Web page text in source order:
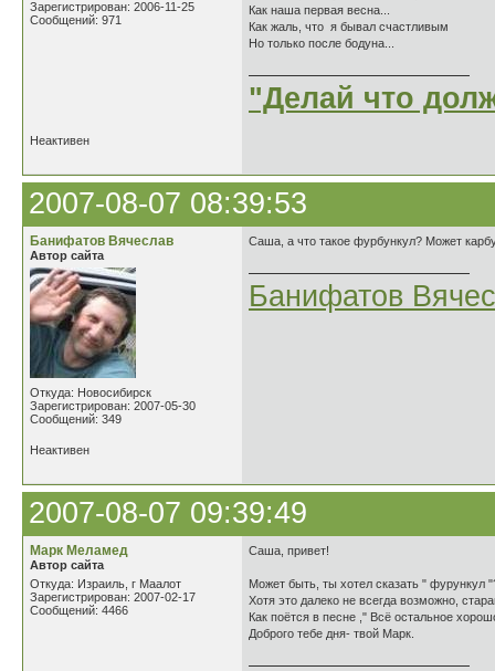
Зарегистрирован: 2006-11-25
Сообщений: 971
Как наша первая весна...
Как жаль, что я бывал счастливым
Но только после бодуна...
"Делай что
Неактивен
2007-08-07 08:39:53
Банифатов Вячеслав
Автор сайта
Откуда: Новосибирск
Зарегистрирован: 2007-05-30
Сообщений: 349
Саша, а что такое фурбункул? Может
Банифатов
Неактивен
2007-08-07 09:39:49
Марк Меламед
Автор сайта
Откуда: Израиль, г Маалот
Зарегистрирован: 2007-02-17
Сообщений: 4466
Саша, привет!
Может быть, ты хотел сказать " фурункул
Хотя это далеко не всегда возможно,
Как поётся в песне ," Всё остальное
Доброго тебе дня- твой Марк.